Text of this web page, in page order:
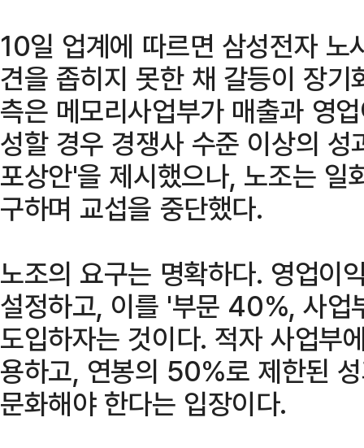
10일 업계에 따르면 삼성전자 노
견을 좁히지 못한 채 갈등이 장
측은 메모리사업부가 매출과 영
성할 경우 경쟁사 수준 이상의
포상안'을 제시했으나, 노조는 일
구하며 교섭을 중단했다.
노조의 요구는 명확하다. 영업이
설정하고, 이를 '부문 40%, 사
도입하자는 것이다. 적자 사업
용하고, 연봉의 50%로 제한된
문화해야 한다는 입장이다.